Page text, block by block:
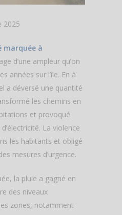
2025
marquée à
d’une ampleur qu’on
années sur l’île. En à
a déversé une quantité
les chemins en
et provoqué
La violence
les habitants et obligé
mesures d’urgence.
la pluie a gagné en
des niveaux
zones, notamment